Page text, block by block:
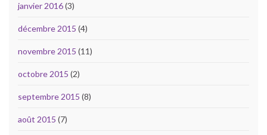
janvier 2016(3)
décembre 2015 (4)
novembre 2015 (11)
octobre 2015 (2)
septembre 2015 (8)
août 2015 (7)